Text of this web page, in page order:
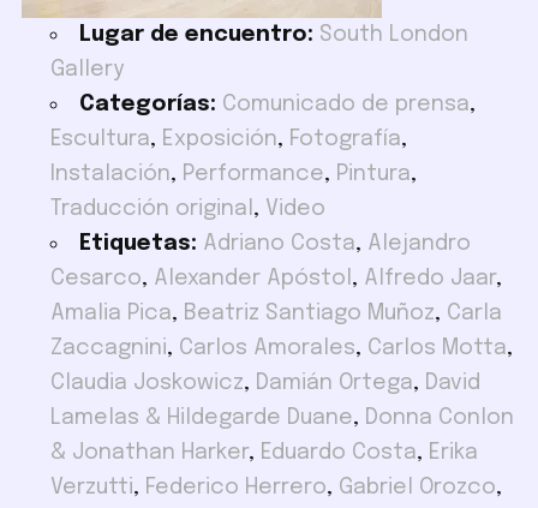
Lugar de encuentro: South London
Gallery
Categorías: Comunicado de prensa,
Escultura, Exposición, Fotografía,
Instalación, Performance, Pintura,
Traducción original , Video
Etiquetas: Adriano Costa, Alejandro
Cesarco, Alexander Apóstol , Alfredo Jaar,
Amalia Pica, Beatriz Santiago Muñoz, Carla
Zaccagnini, Carlos Amorales, Carlos Motta,
Claudia Joskowicz, Damián Ortega, David
Lamelas & Hildegarde Duane, Donna Conlon
& Jonathan Harker, Eduardo Costa, Erika
Verzutti, Federico Herrero, Gabriel Orozco,